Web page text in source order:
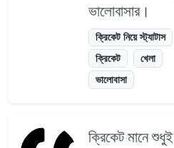
ভালোবাসার।
ক্রিকেট নিয়ে স্ট্যাটাস
ক্রিকেট
খেলা
ভালোবাসা
ক্রিকেট মানে শুধুই